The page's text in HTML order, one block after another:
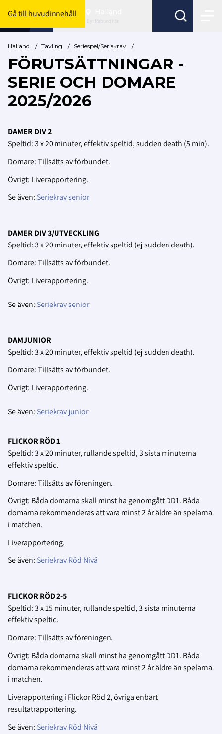
Gå till huvudinnehåll
Byt förbund här
Halland / Tävling / Seriespel/Seriekrav /
FÖRUTSÄTTNINGAR -
SERIE OCH DOMARE
2025/2026
DAMER DIV 2
Speltid: 3 x 20 minuter, effektiv speltid, sudden death (5 min).
Domare: Tillsätts av förbundet.
Övrigt: Liverapportering.
Se även: Seriekrav senior
DAMER DIV 3/UTVECKLING
Speltid: 3 x 20 minuter, effektiv speltid (ej sudden death).
Domare: Tillsätts av förbundet.
Övrigt: Liverapportering.
Se även: Seriekrav senior
DAMJUNIOR
Speltid: 3 x 20 minuter, effektiv speltid (ej sudden death).
Domare: Tillsätts av förbundet.
Övrigt: Liverapportering.
Se även: Seriekrav junior
FLICKOR RÖD 1
Speltid: 3 x 20 minuter, rullande speltid, 3 sista minuterna
effektiv speltid.
Domare: Tillsätts av föreningen.
Övrigt: Båda domarna skall minst ha genomgått DD1. Båda
domarna rekommenderas att vara minst 2 år äldre än spelarna
i matchen.
Liverapportering.
Se även: Seriekrav Röd Nivå
FLICKOR RÖD 2-5
Speltid: 3 x 15 minuter, rullande speltid, 3 sista minuterna
effektiv speltid.
Domare: Tillsätts av föreningen.
Övrigt: Båda domarna skall minst ha genomgått DD1. Båda
domarna rekommenderas att vara minst 2 år äldre än spelarna
i matchen.
Liverapportering i Flickor Röd 2, övriga enbart
resultatrapportering.
Se även: Seriekrav Röd Nivå